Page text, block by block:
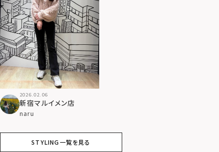
2026.02.06
新宿マルイメン店
naru
STYLING一覧を見る